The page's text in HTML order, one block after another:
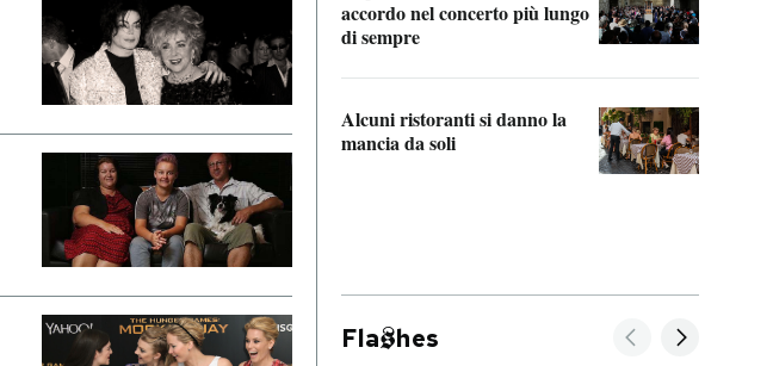
accordo nel concerto più lungo
di sempre
Alcuni ristoranti si danno la
mancia da soli
Fla hes